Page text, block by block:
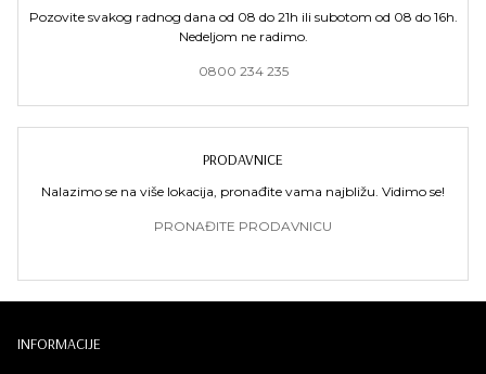
Pozovite svakog radnog dana od 08 do 21h ili subotom od 08 do 16h.
Nedeljom ne radimo.
0800 234 235
PRODAVNICE
Nalazimo se na više lokacija, pronađite vama najbližu. Vidimo se!
PRONAĐITE PRODAVNICU
INFORMACIJE